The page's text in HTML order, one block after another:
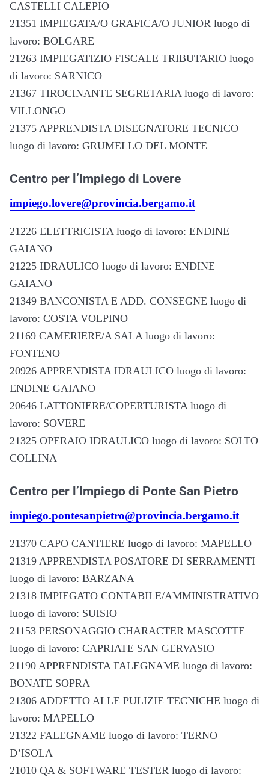
CASTELLI CALEPIO
21351 IMPIEGATA/O GRAFICA/O JUNIOR luogo di
lavoro: BOLGARE
21263 IMPIEGATIZIO FISCALE TRIBUTARIO luogo
di lavoro: SARNICO
21367 TIROCINANTE SEGRETARIA luogo di lavoro:
VILLONGO
21375 APPRENDISTA DISEGNATORE TECNICO
luogo di lavoro: GRUMELLO DEL MONTE
Centro per l’Impiego di Lovere
impiego.lovere@provincia.bergamo.it
21226 ELETTRICISTA luogo di lavoro: ENDINE
GAIANO
21225 IDRAULICO luogo di lavoro: ENDINE
GAIANO
21349 BANCONISTA E ADD. CONSEGNE luogo di
lavoro: COSTA VOLPINO
21169 CAMERIERE/A SALA luogo di lavoro:
FONTENO
20926 APPRENDISTA IDRAULICO luogo di lavoro:
ENDINE GAIANO
20646 LATTONIERE/COPERTURISTA luogo di
lavoro: SOVERE
21325 OPERAIO IDRAULICO luogo di lavoro: SOLTO
COLLINA
Centro per l’Impiego di Ponte San Pietro
impiego.pontesanpietro@provincia.bergamo.it
21370 CAPO CANTIERE luogo di lavoro: MAPELLO
21319 APPRENDISTA POSATORE DI SERRAMENTI
luogo di lavoro: BARZANA
21318 IMPIEGATO CONTABILE/AMMINISTRATIVO
luogo di lavoro: SUISIO
21153 PERSONAGGIO CHARACTER MASCOTTE
luogo di lavoro: CAPRIATE SAN GERVASIO
21190 APPRENDISTA FALEGNAME luogo di lavoro:
BONATE SOPRA
21306 ADDETTO ALLE PULIZIE TECNICHE luogo di
lavoro: MAPELLO
21322 FALEGNAME luogo di lavoro: TERNO
D’ISOLA
21010 QA & SOFTWARE TESTER luogo di lavoro: